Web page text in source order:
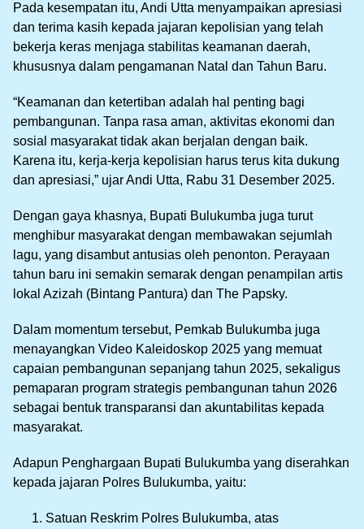
Pada kesempatan itu, Andi Utta menyampaikan apresiasi
dan terima kasih kepada jajaran kepolisian yang telah
bekerja keras menjaga stabilitas keamanan daerah,
khususnya dalam pengamanan Natal dan Tahun Baru.
“Keamanan dan ketertiban adalah hal penting bagi
pembangunan. Tanpa rasa aman, aktivitas ekonomi dan
sosial masyarakat tidak akan berjalan dengan baik.
Karena itu, kerja-kerja kepolisian harus terus kita dukung
dan apresiasi,” ujar Andi Utta, Rabu 31 Desember 2025.
Dengan gaya khasnya, Bupati Bulukumba juga turut
menghibur masyarakat dengan membawakan sejumlah
lagu, yang disambut antusias oleh penonton. Perayaan
tahun baru ini semakin semarak dengan penampilan artis
lokal Azizah (Bintang Pantura) dan The Papsky.
Dalam momentum tersebut, Pemkab Bulukumba juga
menayangkan Video Kaleidoskop 2025 yang memuat
capaian pembangunan sepanjang tahun 2025, sekaligus
pemaparan program strategis pembangunan tahun 2026
sebagai bentuk transparansi dan akuntabilitas kepada
masyarakat.
Adapun Penghargaan Bupati Bulukumba yang diserahkan
kepada jajaran Polres Bulukumba, yaitu:
Satuan Reskrim Polres Bulukumba, atas